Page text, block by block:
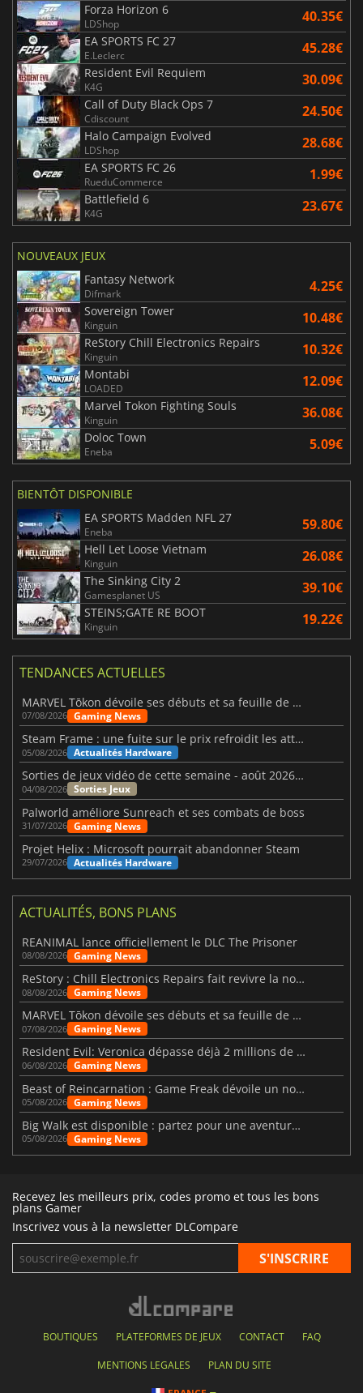
Forza Horizon 6
LDShop 40.35€
EA SPORTS FC 27
E.Leclerc 45.28€
Resident Evil Requiem
K4G 30.09€
Call of Duty Black Ops 7
Cdiscount 24.50€
Halo Campaign Evolved
LDShop 28.68€
EA SPORTS FC 26
RueduCommerce 1.99€
Battlefield 6
K4G 23.67€
NOUVEAUX JEUX
Fantasy Network
Difmark 4.25€
Sovereign Tower
Kinguin 10.48€
ReStory Chill Electronics Repairs
Kinguin 10.32€
Montabi
LOADED 12.09€
Marvel Tokon Fighting Souls
Kinguin 36.08€
Doloc Town
Eneba 5.09€
BIENTÔT DISPONIBLE
EA SPORTS Madden NFL 27
Eneba 59.80€
Hell Let Loose Vietnam
Kinguin 26.08€
The Sinking City 2
Gamesplanet US 39.10€
STEINS;GATE RE BOOT
Kinguin 19.22€
TENDANCES ACTUELLES
MARVEL Tōkon dévoile ses débuts et sa feuille de route
07/08/2026 Gaming News
Steam Frame : une fuite sur le prix refroidit les attentes VR
05/08/2026 Actualités Hardware
Sorties de jeux vidéo de cette semaine - août 2026 (semaine 32)
04/08/2026 Sorties Jeux
Palworld améliore Sunreach et ses combats de boss
31/07/2026 Gaming News
Projet Helix : Microsoft pourrait abandonner Steam
29/07/2026 Actualités Hardware
ACTUALITÉS, BONS PLANS
REANIMAL lance officiellement le DLC The Prisoner
08/08/2026 Gaming News
ReStory : Chill Electronics Repairs fait revivre la nostalgie des années 2000
08/08/2026 Gaming News
MARVEL Tōkon dévoile ses débuts et sa feuille de route
07/08/2026 Gaming News
Resident Evil: Veronica dépasse déjà 2 millions de wishlists
06/08/2026 Gaming News
Beast of Reincarnation : Game Freak dévoile un nouveau pari
05/08/2026 Gaming News
Big Walk est disponible : partez pour une aventure entre amis
05/08/2026 Gaming News
Recevez les meilleurs prix, codes promo et tous les bons
plans Gamer
Inscrivez vous à la newsletter DLCompare
BOUTIQUES PLATEFORMES DE JEUX CONTACT FAQ
MENTIONS LEGALES PLAN DU SITE